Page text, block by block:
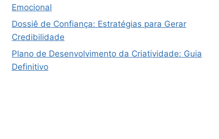
Emocional
Dossiê de Confiança: Estratégias para Gerar
Credibilidade
Plano de Desenvolvimento da Criatividade: Guia
Definitivo